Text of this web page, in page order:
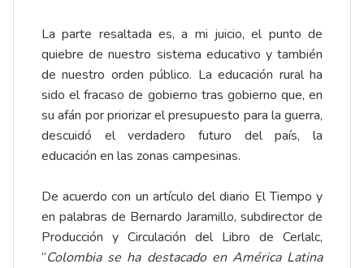
La parte resaltada es, a mi juicio, el punto de
quiebre de nuestro sistema educativo y también
de nuestro orden público. La educación rural ha
sido el fracaso de gobierno tras gobierno que, en
su afán por priorizar el presupuesto para la guerra,
descuidó el verdadero futuro del país, la
educación en las zonas campesinas.
De acuerdo con un artículo del diario El Tiempo y
en palabras de Bernardo Jaramillo, subdirector de
Producción y Circulación del Libro de Cerlalc,
“Colombia se ha destacado en América Latina